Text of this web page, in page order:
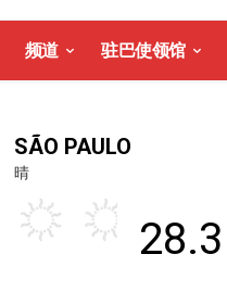
频道 驻巴使领馆
SÃO PAULO
晴
28.3